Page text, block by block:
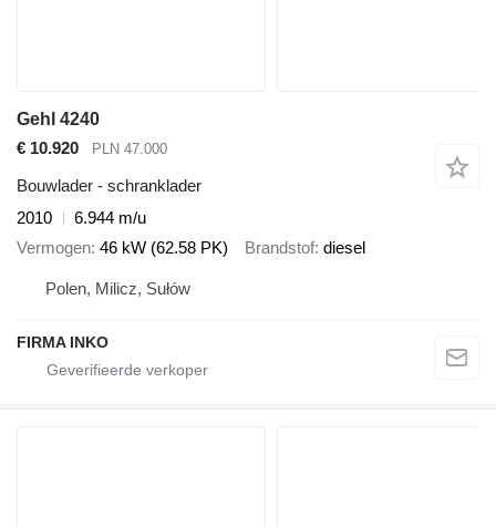
Gehl 4240
€ 10.920
PLN 47.000
Bouwlader - schranklader
2010
6.944 m/u
Vermogen 46 kW (62.58 PK) Brandstof diesel
Polen, Milicz, Sułów
FIRMA INKO